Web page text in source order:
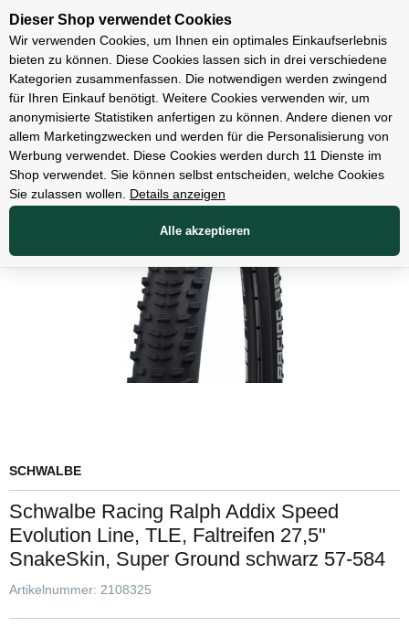
Unsere Filialen
Teile
SCHWALBE
Schwalbe Racing Ralph Addix Speed
Evolution Line, TLE, Faltreifen 27,5"
SnakeSkin, Super Ground schwarz 57-584
Artikelnummer: 2108325
Dieser Shop verwendet Cookies
Wir verwenden Cookies, um Ihnen ein optimales Einkaufserlebnis
bieten zu können. Diese Cookies lassen sich in drei verschiedene
Kategorien zusammenfassen. Die notwendigen werden zwingend
für Ihren Einkauf benötigt. Weitere Cookies verwenden wir, um
anonymisierte Statistiken anfertigen zu können. Andere dienen vor
allem Marketingzwecken und werden für die Personalisierung von
Werbung verwendet. Diese Cookies werden durch 11 Dienste im
Shop verwendet. Sie können selbst entscheiden, welche Cookies
Sie zulassen wollen.
Details anzeigen
Alle akzeptieren